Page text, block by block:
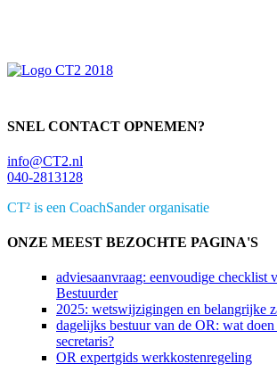
SNEL CONTACT OPNEMEN?
info@CT2.nl
040-2813128
CT² is een CoachSander organisatie
ONZE MEEST BEZOCHTE PAGINA'S
adviesaanvraag: eenvoudige checklist
Bestuurder
2025: wetswijzigingen en belangrijke
dagelijks bestuur van de OR: wat
secretaris?
OR expertgids werkkostenregeling